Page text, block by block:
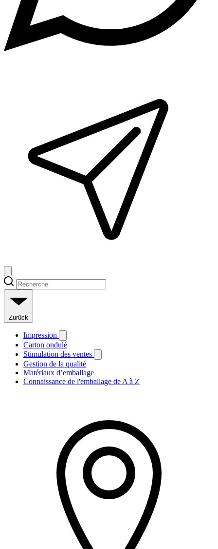
Zurück
Impression
Carton ondulé
Stimulation des ventes
Gestion de la qualité
Matériaux d’emballage
Connaissance de l'emballage de A à Z